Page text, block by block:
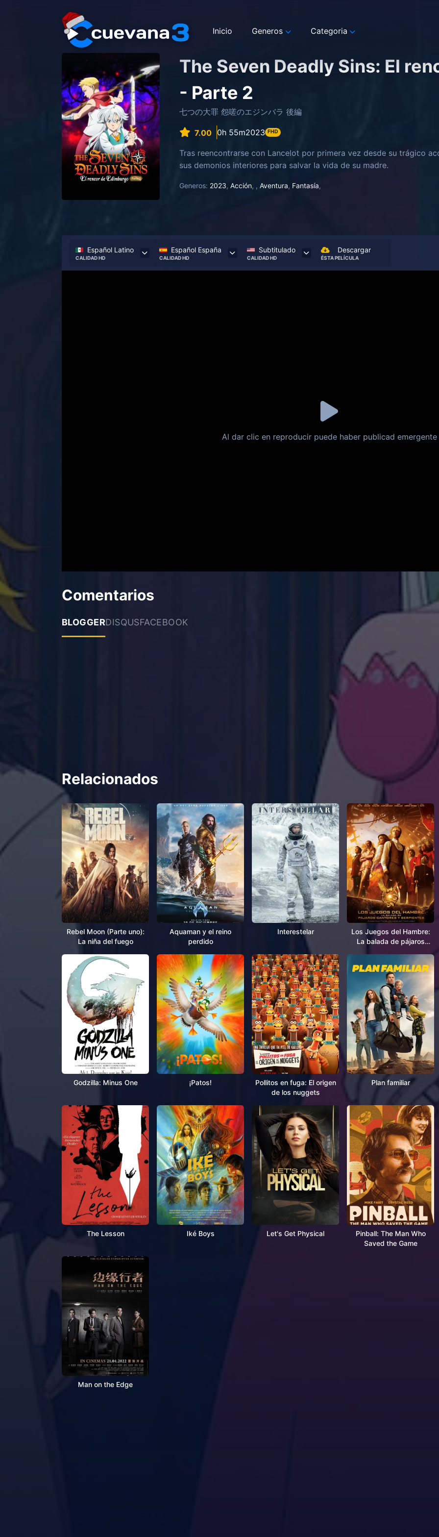
Inicio Generos Categoria
The Seven Deadly Sins: El
- Parte 2
七つの大罪 怨嗟のエジンバラ 後編
7.00 0h 55m2023 FHD
Tras reencontrarse con Lancelot por primera vez desde su trágico
sus demonios interiores para salvar la vida de su madre.
Generos: 2023, Acción, , Aventura, Fantasía,
Español Latino
CALIDAD HD
Español España
CALIDAD HD
Subtitulado
CALIDAD HD
Descargar
ÉSTA PELÍCULA
Al dar clic en reproducir puede haber publicad emergente
Comentarios
BLOGGERDISQUSFACEBOOK
Relacionados
Rebel Moon (Parte uno):
La niña del fuego
Aquaman y el reino
perdido
Interestelar
Los Juegos del Hambre:
La balada de pájaros
Godzilla: Minus One ¡Patos!
Pollitos en fuga: El origen
de los nuggets
Plan familiar
The Lesson Iké Boys Let's Get Physical
Pinball: The Man Who
Saved the Game
Man on the Edge